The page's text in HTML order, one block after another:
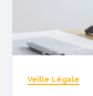
Veille Légale